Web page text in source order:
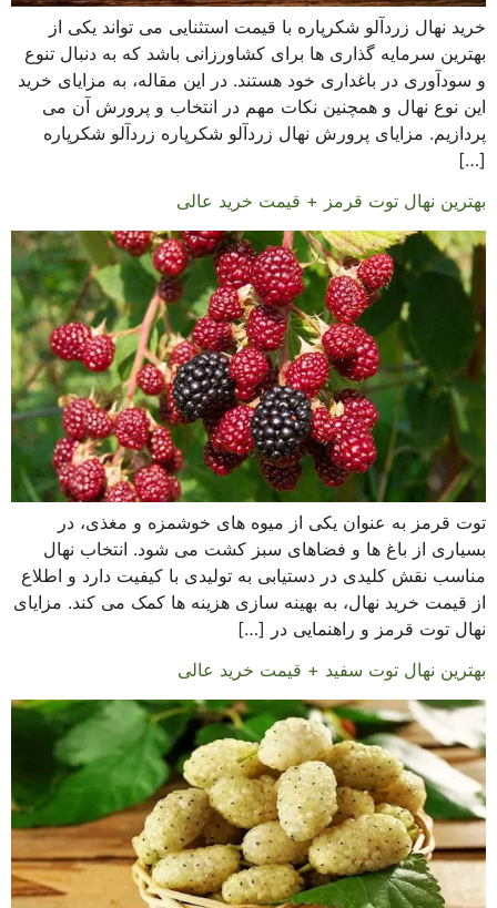
خرید نهال زردآلو شکرپاره با قیمت استثنایی می تواند یکی از
بهترین سرمایه گذاری ها برای کشاورزانی باشد که به دنبال تنوع
و سودآوری در باغداری خود هستند. در این مقاله، به مزایای خرید
این نوع نهال و همچنین نکات مهم در انتخاب و پرورش آن می
پردازیم. مزایای پرورش نهال زردآلو شکرپاره زردآلو شکرپاره
[…]
بهترین نهال توت قرمز + قیمت خرید عالی
توت قرمز به عنوان یکی از میوه های خوشمزه و مغذی، در
بسیاری از باغ ها و فضاهای سبز کشت می شود. انتخاب نهال
مناسب نقش کلیدی در دستیابی به تولیدی با کیفیت دارد و اطلاع
از قیمت خرید نهال، به بهینه سازی هزینه ها کمک می کند. مزایای
نهال توت قرمز و راهنمایی در […]
بهترین نهال توت سفید + قیمت خرید عالی